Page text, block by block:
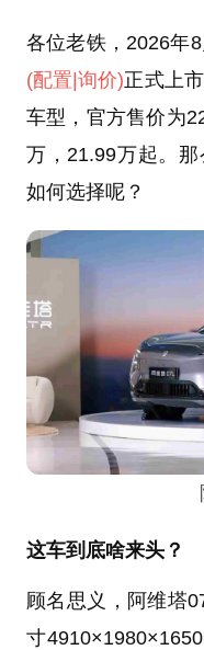
各位老铁，2026年
(配置 |询价)正式上
车型，官方售价为
万，21.99万起。
如何选择呢？
这车到底啥来头？
顾名思义，阿维塔
寸